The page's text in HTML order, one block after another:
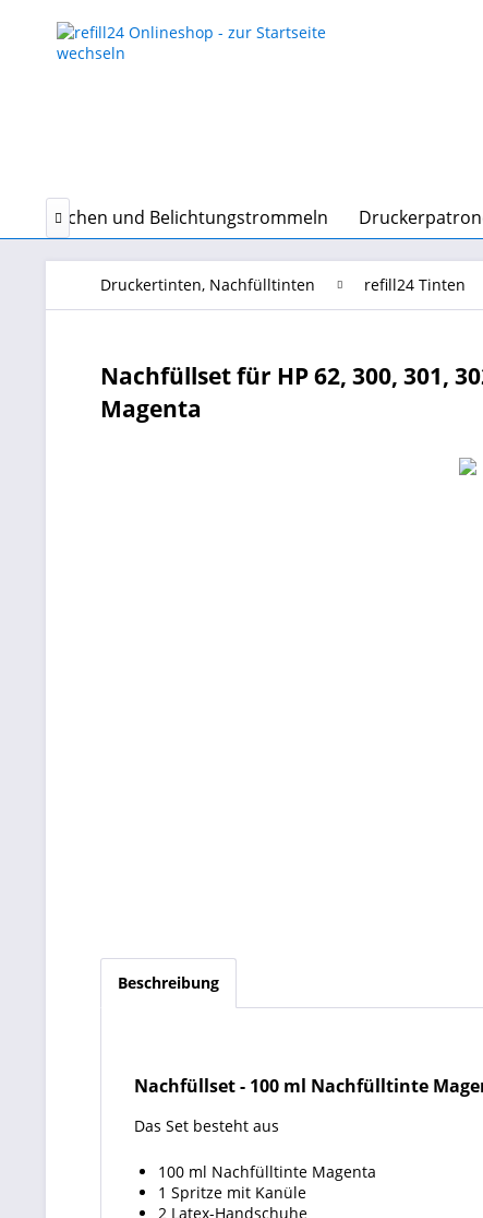
und Belichtungstrommeln

Druckertinten, Nachfülltinten refill24 Tinten
Nachfüllset für HP 62, 300, 301,
Magenta
Beschreibung
Nachfüllset- 100 ml Nachfülltinte
Das Set besteht aus
100 ml Nachfülltinte Magenta
1 Spritze mit Kanüle
2 Latex-Handschuhe